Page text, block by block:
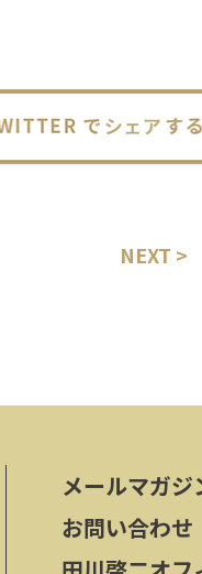
NEXT >
メールマガジ
お問い合わせ